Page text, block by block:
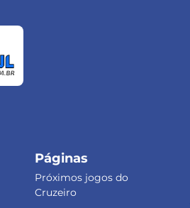
Páginas
Próximos jogos do
Cruzeiro